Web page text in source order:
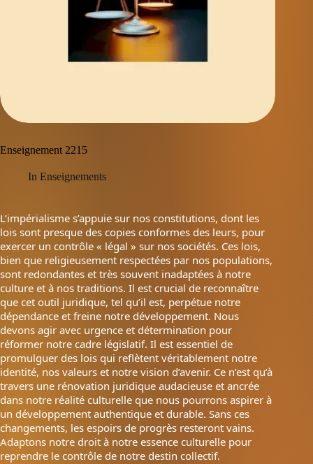
Enseignement 2215
In Enseignements
L’impérialisme s’appuie sur nos constitutions, dont les
lois sont presque des copies conformes des leurs, pour
exercer un contrôle « légal » sur nos sociétés. Ces lois,
bien que religieusement respectées par nos populations,
sont redondantes et très souvent inadaptées à notre
culture et à nos traditions. Il est crucial de reconnaître
que cet outil juridique, tel qu’il est, perpétue notre
dépendance et freine notre développement. Nous
devons agir avec urgence et détermination pour
réformer notre cadre législatif. Il est essentiel de
promulguer des lois qui reflètent véritablement notre
identité, nos valeurs et notre vision d’avenir. Ce n’est qu’à
travers une rénovation juridique audacieuse et ancrée
dans notre réalité culturelle que nous pourrons aspirer à
un développement authentique et durable. Sans ces
changements, les espoirs de progrès resteront vains.
Adaptons notre droit à notre essence culturelle pour
reprendre le contrôle de notre destin collectif.